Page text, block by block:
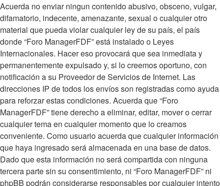
Acuerda no enviar ningun contenido abusivo, obsceno, vulgar,
difamatorio, indecente, amenazante, sexual o cualquier otro
material que pueda violar cualquier ley de su país, el país
donde “Foro ManagerFDF” está instalado o Leyes
Internacionales. Hacer eso provocará que sea inmediata y
permanentemente expulsado y, si lo creemos oportuno, con
notificación a su Proveedor de Servicios de Internet. Las
direcciones IP de todos los envíos son registradas como ayuda
para reforzar estas condiciones. Acuerda que “Foro
ManagerFDF” tiene derecho a eliminar, editar, mover o cerrar
cualquier tema en cualquier momento que lo creamos
conveniente. Como usuario acuerda que cualquier información
que haya ingresado será almacenada en una base de datos.
Dado que esta información no será compartida con ninguna
tercera parte sin su consentimiento, ni “Foro ManagerFDF” ni
phpBB podrán considerarse responsables por cualquier intento